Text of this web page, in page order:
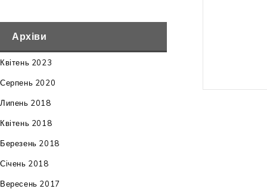
Архіви
Квітень 2023
Серпень 2020
Липень 2018
Квітень 2018
Березень 2018
Січень 2018
Вересень 2017